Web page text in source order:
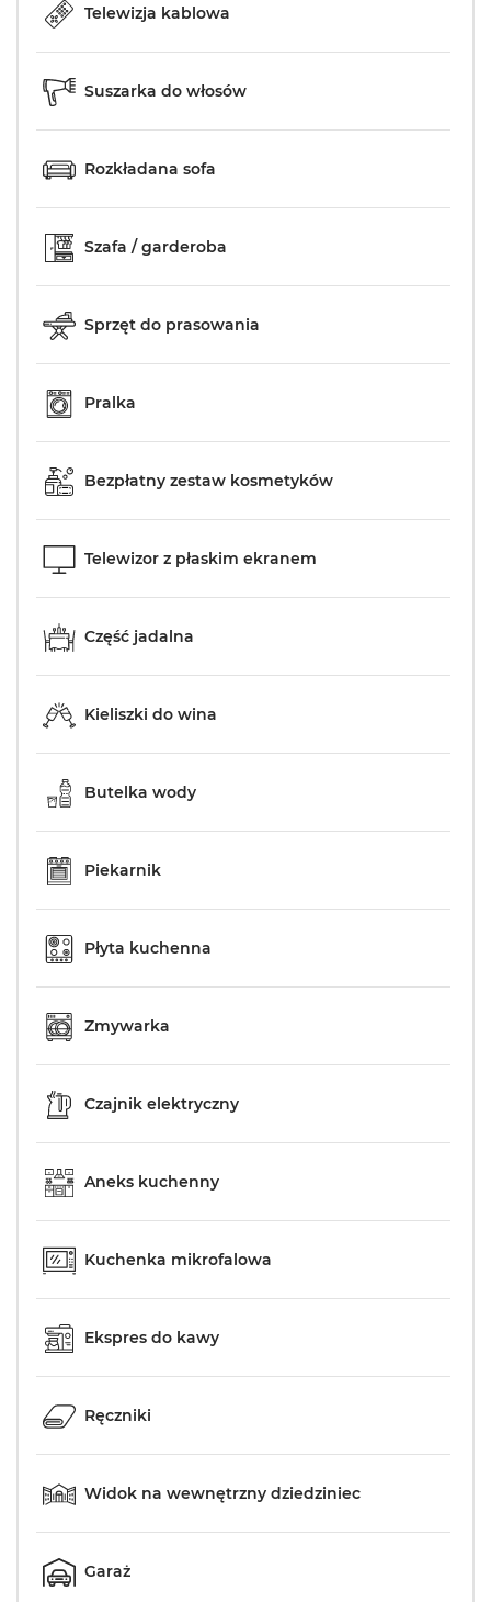
Telewizja kablowa
Suszarka do włosów
Rozkładana sofa
Szafa / garderoba
Sprzęt do prasowania
Pralka
Bezpłatny zestaw kosmetyków
Telewizor z płaskim ekranem
Część jadalna
Kieliszki do wina
Butelka wody
Piekarnik
Płyta kuchenna
Zmywarka
Czajnik elektryczny
Aneks kuchenny
Kuchenka mikrofalowa
Ekspres do kawy
Ręczniki
Widok na wewnętrzny dziedziniec
Garaż